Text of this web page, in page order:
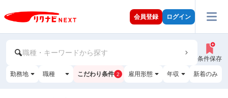
会員登録 ログイン
職種・キーワードから探す
条件保存
勤務地 職種 こだわり条件 2 雇用形態 年収 新着のみ